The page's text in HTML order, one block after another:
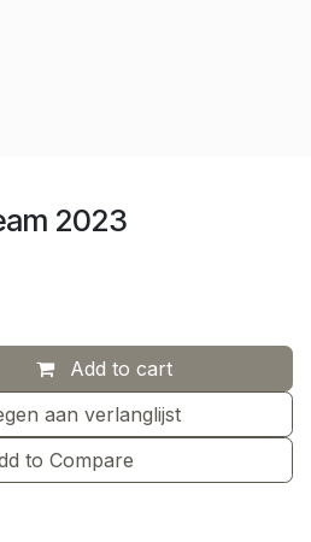
2023
Add to cart
to Compare
aan verlanglijst